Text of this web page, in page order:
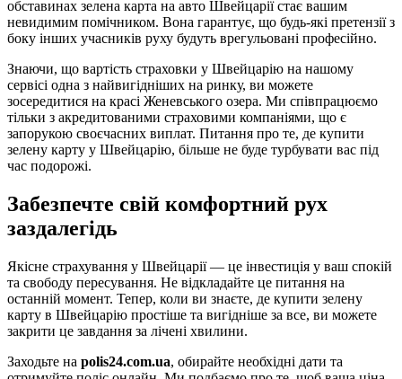
обставинах зелена карта на авто Швейцарії стає вашим
невидимим помічником. Вона гарантує, що будь-які претензії з
боку інших учасників руху будуть врегульовані професійно.
Знаючи, що вартість страховки у Швейцарію на нашому
сервісі одна з найвигідніших на ринку, ви можете
зосередитися на красі Женевського озера. Ми співпрацюємо
тільки з акредитованими страховими компаніями, що є
запорукою своєчасних виплат. Питання про те, де купити
зелену карту у Швейцарію, більше не буде турбувати вас під
час подорожі.
Забезпечте свій комфортний рух
заздалегідь
Якісне страхування у Швейцарії — це інвестиція у ваш спокій
та свободу пересування. Не відкладайте це питання на
останній момент. Тепер, коли ви знаєте, де купити зелену
карту в Швейцарію простіше та вигідніше за все, ви можете
закрити це завдання за лічені хвилини.
Заходьте на polis24.com.ua, обирайте необхідні дати та